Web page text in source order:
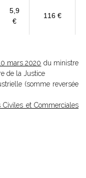
5,9
€
116 €
mars 2020 du ministre
de la Justice
(somme reversée
et Commerciales